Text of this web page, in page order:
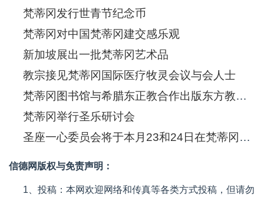
梵蒂冈发行世青节纪念币
梵蒂冈对中国梵蒂冈建交感乐观
新加坡展出一批梵蒂冈艺术品
教宗接见梵蒂冈国际医疗牧灵会议与会人士
梵蒂冈图书馆与希腊东正教合作出版东方教会礼仪书
梵蒂冈举行圣乐研讨会
圣座一心委员会将于本月23和24日在梵蒂冈召开关于爱德的国际会议
信德网版权与免责声明：
1、投稿：本网欢迎网络和传真等各类方式投稿，但请勿